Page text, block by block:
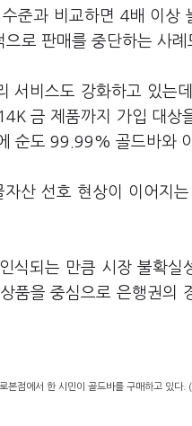
준과 비교하면 4배 이상
로 판매를 중단하는 사례
서비스도 강화하고 있는
금 제품까지 가입 대상
순도 99.99% 골드바와
산 선호 현상이 이어지
식되는 만큼 시장 불확실
품을 중심으로 은행권의
본점에서 한 시민이 골드바를 구매하고 있다.